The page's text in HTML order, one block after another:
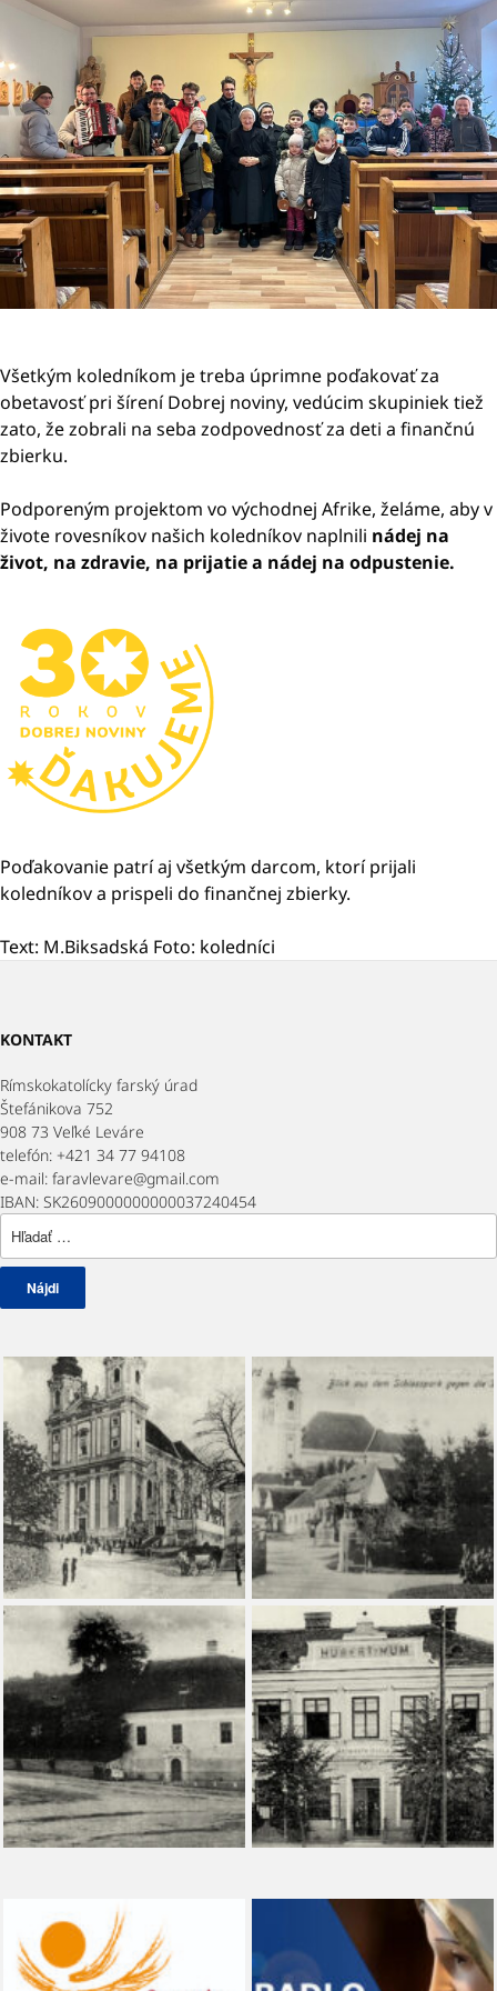
Všetkým koledníkom je treba úprimne poďakovať za
obetavosť pri šírení Dobrej noviny, vedúcim skupiniek tiež
zato, že zobrali na seba zodpovednosť za deti a finančnú
zbierku.
Podporeným projektom vo východnej Afrike, želáme, aby v
živote rovesníkov našich koledníkov naplnili nádej na
život, na zdravie, na prijatie a nádej na odpustenie.
Poďakovanie patrí aj všetkým darcom, ktorí prijali
koledníkov a prispeli do finančnej zbierky.
Text: M.Biksadská Foto: koledníci
KONTAKT
Rímskokatolícky farský úrad
Štefánikova 752
908 73 Veľké Leváre
telefón: +421 34 77 94108
e-mail: faravlevare@gmail.com
IBAN: SK2609000000000037240454